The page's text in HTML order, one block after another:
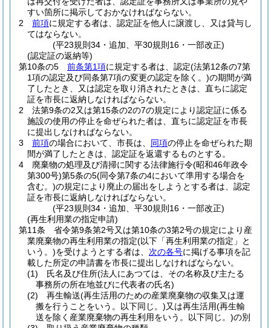
すい箇所に掲示しておかなければならない。
2
前項に規定する者は、認定証を他人に譲渡し、又は貸与し
てはならない。
(平23規則34・追加、平30規則16・一部改正)
(認定証の返納等)
第10条の5
前条第1項に規定する者は、認定(法第12条の7第
1項の認定及び同条第7項の変更の認定を除く。)の期間が満
了したとき、又は認定を取り消されたときは、直ちに認定
証を市長に返納しなければならない。
2
法第9条の2又は第15条の2の7の規定により認定証に係る
施設の使用の停止を命ぜられた者は、直ちに認定証を市長
に提出しなければならない。
3
前項の場合において、市長は、 同項の停止を命ぜられた期
間が満了したときは、認定証を返還するものとする。
4
廃棄物の処理及び清掃に関する法律施行令(昭和46年政令
第300号)第5条の5(同令第7条の4において準用する場合を
含む。)の規定により廃止の届出をしようとする者は、認定
証を市長に返納しなければならない。
(平23規則34・追加、平30規則16・一部改正)
(再生利用業の指定申請)
第11条
省令第9条第2号又は第10条の3第2号の規定により産
業廃棄物の再生利用業の指定(以下「再生利用業の指定」と
いう。)を受けようとする者は、 次の各号に掲げる事項を記
載した所定の申請書を市長に提出しなければならない。
(1)
氏名及び住所(法人にあつては、その名称及び主たる
事務所の所在地並びに代表者の氏名)
(2)
再生輸送(再生活用のための産業廃棄物の収集又は運
搬を行うことをいう。以下同じ。)又は再生活用(再生輸
送を除く産業廃棄物の再生利用をいう。以下同じ。)の別